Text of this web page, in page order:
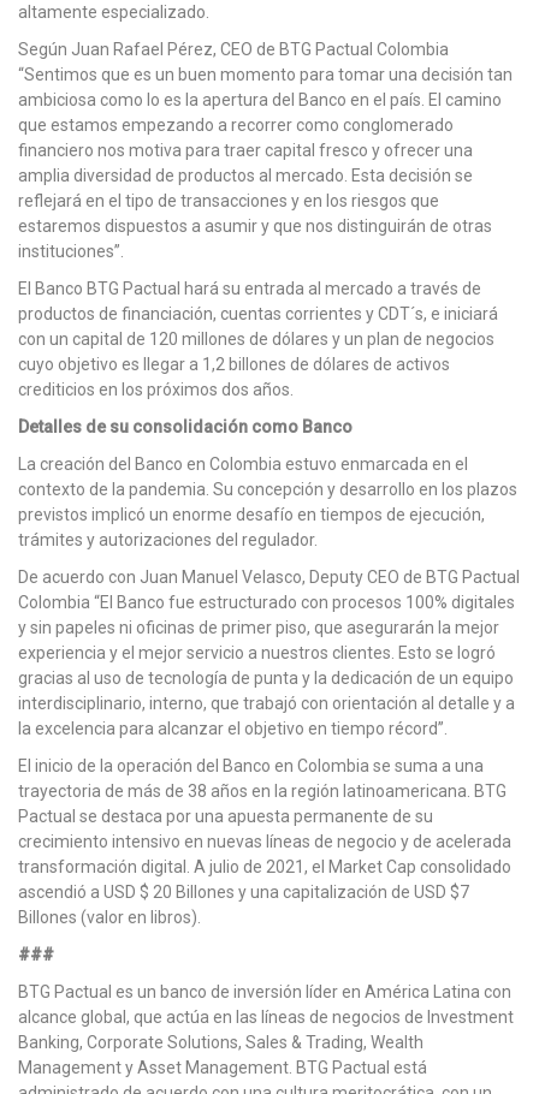
altamente especializado.
Según Juan Rafael Pérez, CEO de BTG Pactual Colombia
“Sentimos que es un buen momento para tomar una decisión tan
ambiciosa como lo es la apertura del Banco en el país. El camino
que estamos empezando a recorrer como conglomerado
financiero nos motiva para traer capital fresco y ofrecer una
amplia diversidad de productos al mercado. Esta decisión se
reflejará en el tipo de transacciones y en los riesgos que
estaremos dispuestos a asumir y que nos distinguirán de otras
instituciones”.
El Banco BTG Pactual hará su entrada al mercado a través de
productos de financiación, cuentas corrientes y CDT´s, e iniciará
con un capital de 120 millones de dólares y un plan de negocios
cuyo objetivo es llegar a 1,2 billones de dólares de activos
crediticios en los próximos dos años.
Detalles de su consolidación como Banco
La creación del Banco en Colombia estuvo enmarcada en el
contexto de la pandemia. Su concepción y desarrollo en los plazos
previstos implicó un enorme desafío en tiempos de ejecución,
trámites y autorizaciones del regulador.
De acuerdo con Juan Manuel Velasco, Deputy CEO de BTG Pactual
Colombia “El Banco fue estructurado con procesos 100% digitales
y sin papeles ni oficinas de primer piso, que asegurarán la mejor
experiencia y el mejor servicio a nuestros clientes. Esto se logró
gracias al uso de tecnología de punta y la dedicación de un equipo
interdisciplinario, interno, que trabajó con orientación al detalle y a
la excelencia para alcanzar el objetivo en tiempo récord”.
El inicio de la operación del Banco en Colombia se suma a una
trayectoria de más de 38 años en la región latinoamericana. BTG
Pactual se destaca por una apuesta permanente de su
crecimiento intensivo en nuevas líneas de negocio y de acelerada
transformación digital. A julio de 2021, el Market Cap consolidado
ascendió a USD $ 20 Billones y una capitalización de USD $7
Billones (valor en libros).
###
BTG Pactual es un banco de inversión líder en América Latina con
alcance global, que actúa en las líneas de negocios de Investment
Banking, Corporate Solutions, Sales & Trading, Wealth
Management y Asset Management. BTG Pactual está